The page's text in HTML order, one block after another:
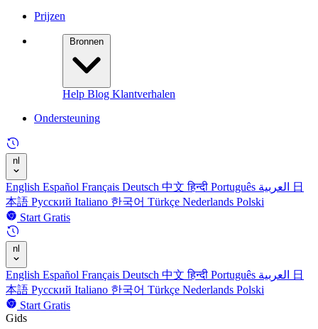
Prijzen
Bronnen
Help Blog Klantverhalen
Ondersteuning
nl
English Español Français Deutsch 中文हिन्दी Português
日
本語 Русский Italiano 한국어 Türkçe Nederlands Polski
Start Gratis
nl
English Español Français Deutsch 中文हिन्दी Português
日
本語 Русский Italiano 한국어 Türkçe Nederlands Polski
Start Gratis
Gids